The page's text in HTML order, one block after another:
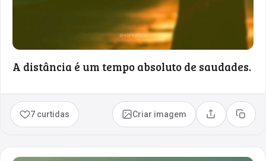
A distância é um tempo absoluto de saudades.
7 curtidas Criar imagem Compartilhar
Copiar